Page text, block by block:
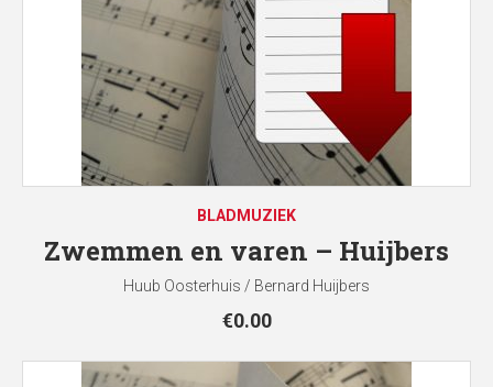
BLADMUZIEK
Zwemmen en varen – Huijbers
Huub Oosterhuis / Bernard Huijbers
€0.00